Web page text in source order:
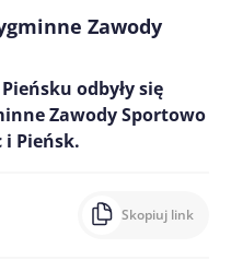
Zawody
odbyły się
Zawody Sportowo
i Pieńsk.
Skopiuj link